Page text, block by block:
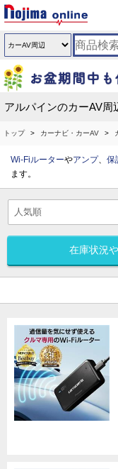
アルパインのカーAV周
トップ カーナビ・カーAV
Wi-Fiルーターやアンプ、 保
ます。
在庫状況